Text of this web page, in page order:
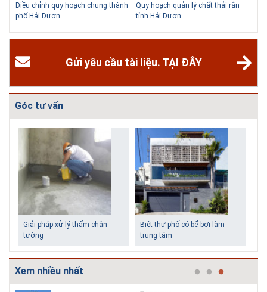
Điều chỉnh quy hoạch chung thành
phố Hải Dươn...
Quy hoạch quản lý chất thải rắn
tỉnh Hải Dươn...
Gửi yêu cầu tài liệu. TẠI ĐÂY
Góc tư vấn
Giải pháp xử lý thấm chân
tường
Biệt thự phố có bể bơi làm
trung tâm
Xem nhiều nhất